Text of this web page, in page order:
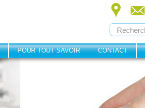
POUR TOUT SAVOIR CONTACT